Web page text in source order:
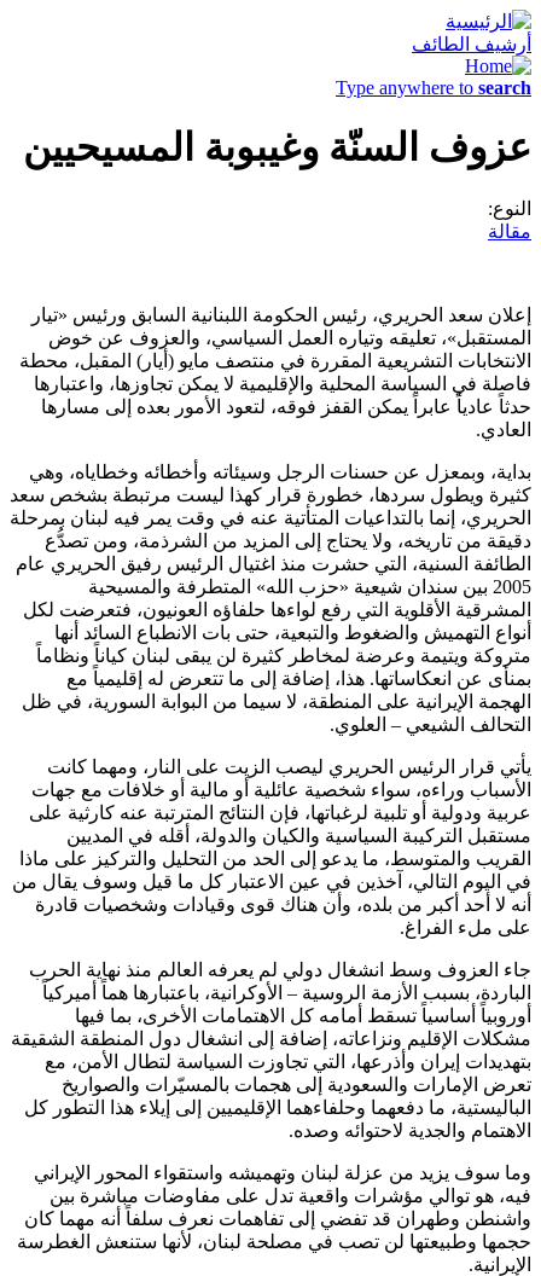
أرشيف الطائف
Type anywhere to search
عزوف السنّة وغيبوبة المسيحيين
النوع:
مقالة
إعلان سعد الحريري، رئيس الحكومة اللبنانية السابق ورئيس «تيار
المستقبل»، تعليقه وتياره العمل السياسي، والعزوف عن خوض
الانتخابات التشريعية المقررة في منتصف مايو (أيار) المقبل، محطة
فاصلة في السياسة المحلية والإقليمية لا يمكن تجاوزها، واعتبارها
حدثاً عادياً عابراً يمكن القفز فوقه، لتعود الأمور بعده إلى مسارها
العادي.
بداية، وبمعزل عن حسنات الرجل وسيئاته وأخطائه وخطاياه، وهي
كثيرة ويطول سردها، خطورة قرار كهذا ليست مرتبطة بشخص سعد
الحريري، إنما بالتداعيات المتأتية عنه في وقت يمر فيه لبنان بمرحلة
دقيقة من تاريخه، ولا يحتاج إلى المزيد من الشرذمة، ومن تصدُّع
الطائفة السنية، التي حشرت منذ اغتيال الرئيس رفيق الحريري عام
2005 بين سندان شيعية «حزب الله» المتطرفة والمسيحية
المشرقية الأقلوية التي رفع لواءها حلفاؤه العونيون، فتعرضت لكل
أنواع التهميش والضغوط والتبعية، حتى بات الانطباع السائد أنها
متروكة ويتيمة وعرضة لمخاطر كثيرة لن يبقى لبنان كياناً ونظاماً
بمنأى عن انعكاساتها. هذا، إضافة إلى ما تتعرض له إقليمياً مع
الهجمة الإيرانية على المنطقة، لا سيما من البوابة السورية، في ظل
التحالف الشيعي – العلوي.
يأتي قرار الرئيس الحريري ليصب الزيت على النار، ومهما كانت
الأسباب وراءه، سواء شخصية عائلية أو مالية أو خلافات مع جهات
عربية ودولية أو تلبية لرغباتها، فإن النتائج المترتبة عنه كارثية على
مستقبل التركيبة السياسية والكيان والدولة، أقله في المديين
القريب والمتوسط، ما يدعو إلى الحد من التحليل والتركيز على ماذا
في اليوم التالي، آخذين في عين الاعتبار كل ما قيل وسوف يقال من
أنه لا أحد أكبر من بلده، وأن هناك قوى وقيادات وشخصيات قادرة
على ملء الفراغ.
جاء العزوف وسط انشغال دولي لم يعرفه العالم منذ نهاية الحرب
الباردة، بسبب الأزمة الروسية – الأوكرانية، باعتبارها هماً أميركياً
أوروبياً أساسياً تسقط أمامه كل الاهتمامات الأخرى، بما فيها
مشكلات الإقليم ونزاعاته، إضافة إلى انشغال دول المنطقة الشقيقة
بتهديدات إيران وأذرعها، التي تجاوزت السياسة لتطال الأمن، مع
تعرض الإمارات والسعودية إلى هجمات بالمسيّرات والصواريخ
الباليستية، ما دفعهما وحلفاءهما الإقليميين إلى إيلاء هذا التطور كل
الاهتمام والجدية لاحتوائه وصده.
وما سوف يزيد من عزلة لبنان وتهميشه واستقواء المحور الإيراني
فيه، هو توالي مؤشرات واقعية تدل على مفاوضات مباشرة بين
واشنطن وطهران قد تفضي إلى تفاهمات نعرف سلفاً أنه مهما كان
حجمها وطبيعتها لن تصب في مصلحة لبنان، لأنها ستنعش الغطرسة
الإيرانية.